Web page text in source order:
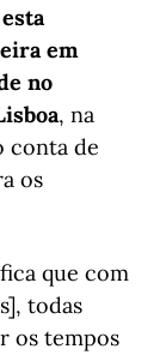
em
no
, na
conta de
os
que com
todas
os tempos